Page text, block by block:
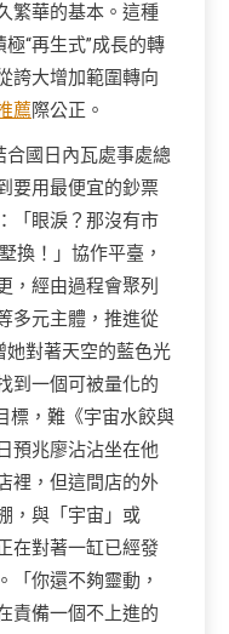
繁華的基本。這種
極“再生式”成長的轉
誇大增加範圍轉向
薦際公正。
合國日內瓦處事處總
要用最便宜的鈔票
「眼淚？那沒有市
換！」協作平臺，
，經由過程會聚列
多元主體，推進從
她對著天空的藍色光
到一個可被量化的
標，難《宇宙水餃與
預兆廖沾沾坐在他
裡，但這間店的外
，與「宇宙」或
在對著一缸已經發
「你還不夠靈動，
責備一個不上進的